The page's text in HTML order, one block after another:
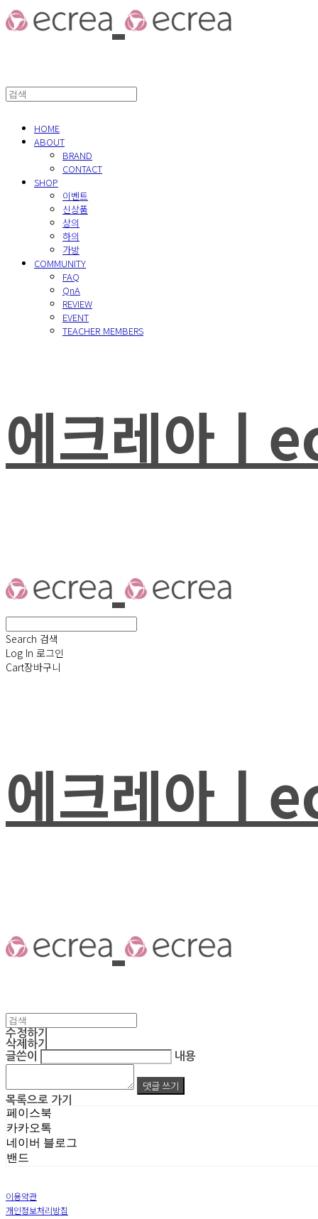
HOME
ABOUT
BRAND
CONTACT
SHOP
이벤트
신상품
상의
하의
가방
COMMUNITY
FAQ
QnA
REVIEW
EVENT
TEACHER MEMBERS
에크레아ㅣ
Search 검색
Log In 로그인
Cart장바구니
에크레아ㅣ
수정하기
삭제하기
글쓴이
내용
댓글 쓰기
목록으로 가기
페이스북
카카오톡
네이버 블로그
밴드
이용약관
개인정보처리방침